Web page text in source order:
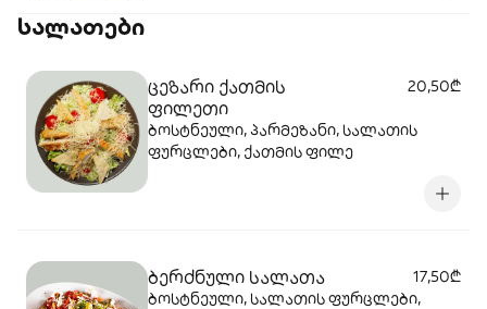
სალათები
ცეზარი ქათმის
ფილეთი
20,50₾
ბოსტნეული, პარმეზანი, სალათის
ფურცლები, ქათმის ფილე
ბერძნული სალათა
17,50₾
ბოსტნეული, სალათის ფურცლები,